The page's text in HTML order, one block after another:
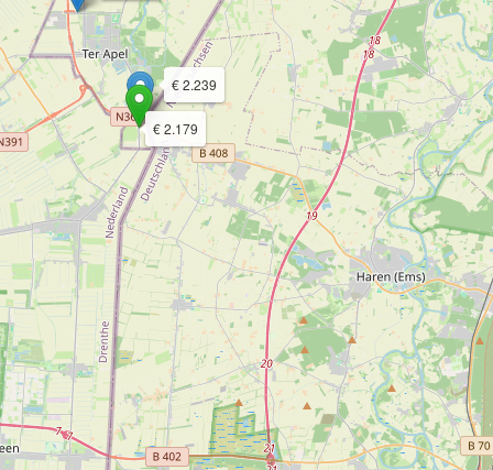
€ 2.179
€ 2.239